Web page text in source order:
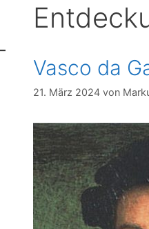
Vasco da
21. März 2024 von